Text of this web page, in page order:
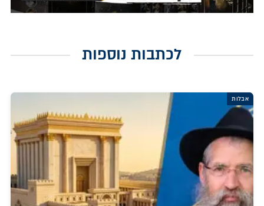
לכתבות נוספות
אבלות